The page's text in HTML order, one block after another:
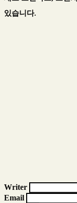
있습니다.
Writer
Email